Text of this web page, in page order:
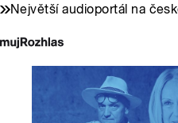
Největší audioportál na